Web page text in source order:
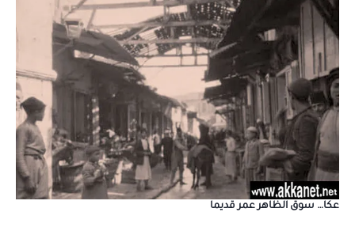
عكا… سوق الظاهر عمر قديما